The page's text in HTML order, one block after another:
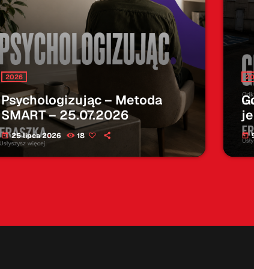
2026
Psychologizując – Metoda
SMART – 25.07.2026
today 25 lipca 2026 18 today